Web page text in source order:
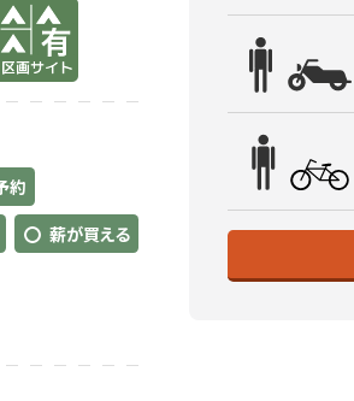
有り
約
薪が買える